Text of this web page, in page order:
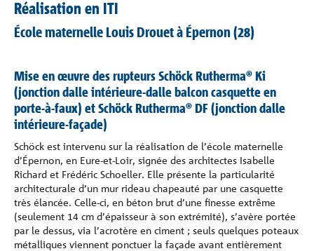
Réalisation en ITI
École maternelle Louis Drouet à Épernon (28)
Mise en œuvre des rupteurs Schöck Rutherma® Ki
(jonction dalle intérieure-dalle balcon casquette en
porte-à-faux) et Schöck Rutherma® DF (jonction dalle
intérieure-façade)
Schöck est intervenu sur la réalisation de l’école maternelle
d’Épernon, en Eure-et-Loir, signée des architectes Isabelle
Richard et Frédéric Schoeller. Elle présente la particularité
architecturale d’un mur rideau chapeauté par une casquette
très élancée. Celle-ci, en béton brut d’une finesse extrême
(seulement 14 cm d’épaisseur à son extrémité), s’avère portée
par le dessus, via l’acrotère en ciment ; seuls quelques poteaux
métalliques viennent ponctuer la façade avant entièrement